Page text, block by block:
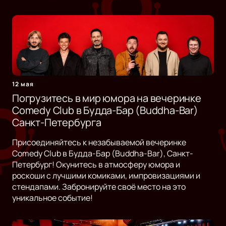
12 мая
Погрузитесь в мир юмора на вечеринке
Comedy Club в Будда-Бар (Buddha-Bar)
Санкт-Петербурга
Присоединяйтесь к незабываемой вечеринке
Comedy Club в Будда-Бар (Buddha-Bar), Санкт-
Петербург! Окунитесь в атмосферу юмора и
роскоши с лучшими комиками, импровизациями и
стендапами. Забронируйте своё место на это
уникальное событие!